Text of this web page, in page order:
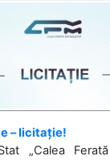
– licitație!
„Calea